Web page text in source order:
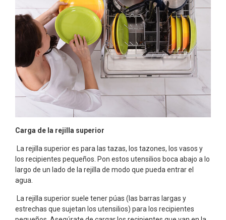
Carga de la rejilla superior
La rejilla superior es para las tazas, los tazones, los vasos y
los recipientes pequeños. Pon estos utensilios boca abajo a lo
largo de un lado de la rejilla de modo que pueda entrar el
agua.
La rejilla superior suele tener púas (las barras largas y
estrechas que sujetan los utensilios) para los recipientes